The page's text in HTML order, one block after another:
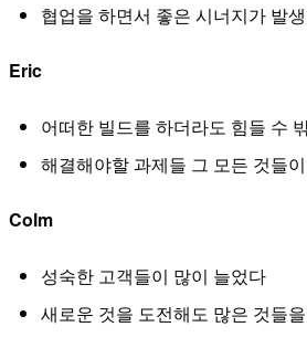
협업을 하면서 좋은 시너지가 발
Eric
어떠한 빌드를 하더라도 힘들 수
해결해야할 과제들 그 모든 것들
Colm
성숙한 고객들이 많이 늘었다
새로운 것을 도전해도 많은 것들